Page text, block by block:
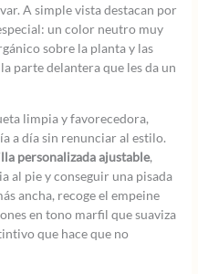
A simple vista destacan por
un color neutro muy
sobre la planta y las
parte delantera que les da un
limpia y favorecedora,
a día sin renunciar al estilo.
personalizada ajustable,
al pie y conseguir una pisada
ancha, recoge el empeine
en tono marfil que suaviza
que hace que no